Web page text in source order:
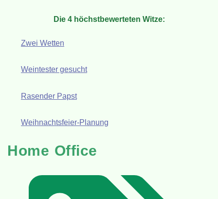
Die 4 höchstbewerteten Witze:
Zwei Wetten
Weintester gesucht
Rasender Papst
Weihnachtsfeier-Planung
Home Office